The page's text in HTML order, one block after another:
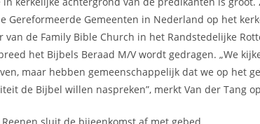
Gereformeerde Gemeenten in Nederland op het
van de Family Bible Church in het Randstedelijke
het Bijbels Beraad M/V wordt gedragen. „We
maar hebben gemeenschappelijk dat we op het
de Bijbel willen naspreken”, merkt Van der Tang